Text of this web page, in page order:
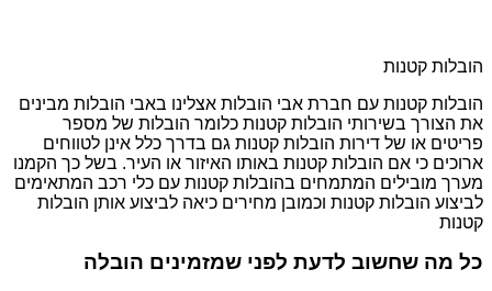
הובלות קטנות
הובלות קטנות עם חברת אבי הובלות אצלינו באבי הובלות מבינים
את הצורך בשירותי הובלות קטנות כלומר הובלות של מספר
פריטים או של דירות הובלות קטנות גם בדרך כלל אינן לטווחים
ארוכים כי אם הובלות קטנות באותו האיזור או העיר. בשל כך הקמנו
מערך מובילים המתמחים בהובלות קטנות עם כלי רכב המתאימים
לביצוע הובלות קטנות וכמובן מחירים כיאה לביצוע אותן הובלות
קטנות
כל מה שחשוב לדעת לפני שמזמינים הובלה